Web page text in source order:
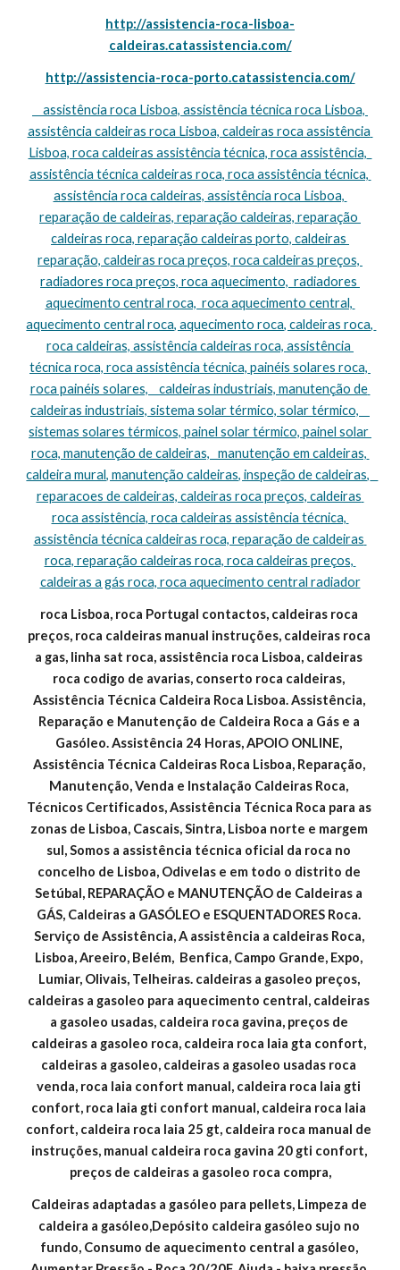
http://assistencia-roca-lisboa-
caldeiras.catassistencia.com/
http://assistencia-roca-porto.catassistencia.com/
assistência caldeiras roca Lisboa, caldeiras roca assistência
Lisboa, roca caldeiras assistência técnica, roca assistência,
assistência técnica caldeiras roca, roca assistência técnica,
assistência roca caldeiras, assistência roca Lisboa,
reparação de caldeiras, reparação caldeiras, reparação
caldeiras roca, reparação caldeiras porto, caldeiras
reparação, caldeiras roca preços, roca caldeiras preços,
radiadores roca preços, roca aquecimento,  radiadores
aquecimento central roca,  roca aquecimento central,
aquecimento central roca, aquecimento roca, caldeiras roca,
roca caldeiras, assistência caldeiras roca, assistência
técnica roca, roca assistência técnica, painéis solares roca,
roca painéis solares,    caldeiras industriais, manutenção de
caldeiras industriais, sistema solar térmico, solar térmico,
sistemas solares térmicos, painel solar térmico, painel solar
roca, manutenção de caldeiras,   manutenção em caldeiras,
caldeira mural, manutenção caldeiras, inspeção de caldeiras,
reparacoes de caldeiras, caldeiras roca preços, caldeiras
roca assistência, roca caldeiras assistência técnica,
assistência técnica caldeiras roca, reparação de caldeiras
roca, reparação caldeiras roca, roca caldeiras preços,
caldeiras a gás roca, roca aquecimento central radiador
roca Lisboa, roca Portugal contactos, caldeiras roca
preços, roca caldeiras manual instruções, caldeiras roca
a gas, linha sat roca, assistência roca Lisboa, caldeiras
roca codigo de avarias, conserto roca caldeiras,
Assistência Técnica Caldeira Roca Lisboa. Assistência,
Reparação e Manutenção de Caldeira Roca a Gás e a
Gasóleo. Assistência 24 Horas, APOIO ONLINE,
Assistência Técnica Caldeiras Roca Lisboa, Reparação,
Manutenção, Venda e Instalação Caldeiras Roca,
Técnicos Certificados, Assistência Técnica Roca para as
zonas de Lisboa, Cascais, Sintra, Lisboa norte e margem
sul, Somos a assistência técnica oficial da roca no
concelho de Lisboa, Odivelas e em todo o distrito de
Setúbal, REPARAÇÃO e MANUTENÇÃO de Caldeiras a
GÁS, Caldeiras a GASÓLEO e ESQUENTADORES Roca.
Serviço de Assistência, A assistência a caldeiras Roca,
Lisboa, Areeiro, Belém,  Benfica, Campo Grande, Expo,
Lumiar, Olivais, Telheiras. caldeiras a gasoleo preços,
caldeiras a gasoleo para aquecimento central, caldeiras
a gasoleo usadas, caldeira roca gavina, preços de
caldeiras a gasoleo roca, caldeira roca laia gta confort,
caldeiras a gasoleo, caldeiras a gasoleo usadas roca
venda, roca laia confort manual, caldeira roca laia gti
confort, roca laia gti confort manual, caldeira roca laia
confort, caldeira roca laia 25 gt, caldeira roca manual de
instruções, manual caldeira roca gavina 20 gti confort,
preços de caldeiras a gasoleo roca compra,
Caldeiras adaptadas a gasóleo para pellets, Limpeza de
caldeira a gasóleo,Depósito caldeira gasóleo sujo no
fundo, Consumo de aquecimento central a gasóleo,